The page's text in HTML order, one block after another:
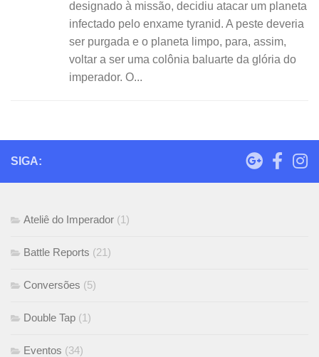
designado à missão, decidiu atacar um planeta
infectado pelo enxame tyranid. A peste deveria
ser purgada e o planeta limpo, para, assim,
voltar a ser uma colônia baluarte da glória do
imperador. O...
SIGA:
Ateliê do Imperador (1)
Battle Reports (21)
Conversões (5)
Double Tap (1)
Eventos (34)